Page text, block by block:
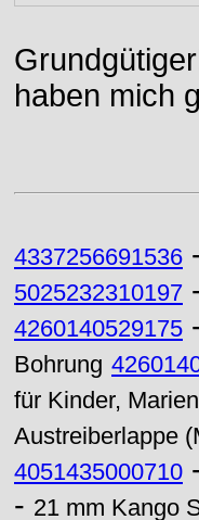
haben mich
4337256691536
5025232310197
4260140529175
Bohrung
für Kinder,
Austreiberlappe
4051435000710
- 21 mm Kango